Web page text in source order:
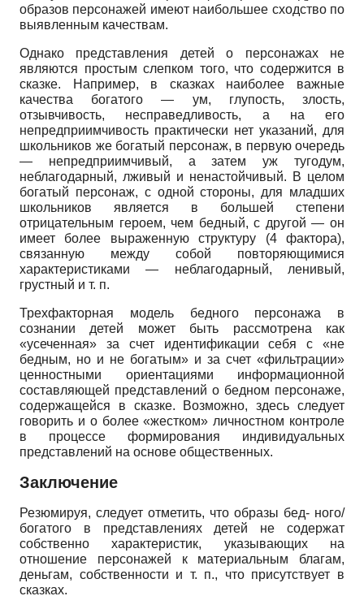
образов персонажей имеют наибольшее сходство по
выявленным качествам.
Однако представления детей о персонажах не
являются простым слепком того, что содержится в
сказке. Например, в сказках наиболее важные
качества богатого — ум, глупость, злость,
отзывчивость, несправедливость, а на его
непредприимчивость практически нет указаний, для
школьников же богатый персонаж, в первую очередь
— непредприимчивый, а затем уж тугодум,
неблагодарный, лживый и ненастойчивый. В целом
богатый персонаж, с одной стороны, для младших
школьников является в большей степени
отрицательным героем, чем бедный, с другой — он
имеет более выраженную структуру (4 фактора),
связанную между собой повторяющимися
характеристиками — неблагодарный, ленивый,
грустный и т. п.
Трехфакторная модель бедного персонажа в
сознании детей может быть рассмотрена как
«усеченная» за счет идентификации себя с «не
бедным, но и не богатым» и за счет «фильтрации»
ценностными ориентациями информационной
составляющей представлений о бедном персонаже,
содержащейся в сказке. Возможно, здесь следует
говорить и о более «жестком» личностном контроле
в процессе формирования индивидуальных
представлений на основе общественных.
Заключение
Резюмируя, следует отметить, что образы бед- ного/
богатого в представлениях детей не содержат
собственно характеристик, указывающих на
отношение персонажей к материальным благам,
деньгам, собственности и т. п., что присутствует в
сказках.